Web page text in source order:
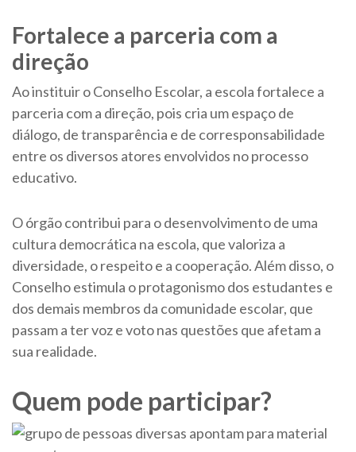
Fortalece a parceria com a
direção
Ao instituir o Conselho Escolar, a escola fortalece a
parceria com a direção, pois cria um espaço de
diálogo, de transparência e de corresponsabilidade
entre os diversos atores envolvidos no processo
educativo.
O órgão contribui para o desenvolvimento de uma
cultura democrática na escola, que valoriza a
diversidade, o respeito e a cooperação. Além disso, o
Conselho estimula o protagonismo dos estudantes e
dos demais membros da comunidade escolar, que
passam a ter voz e voto nas questões que afetam a
sua realidade.
Quem pode participar?